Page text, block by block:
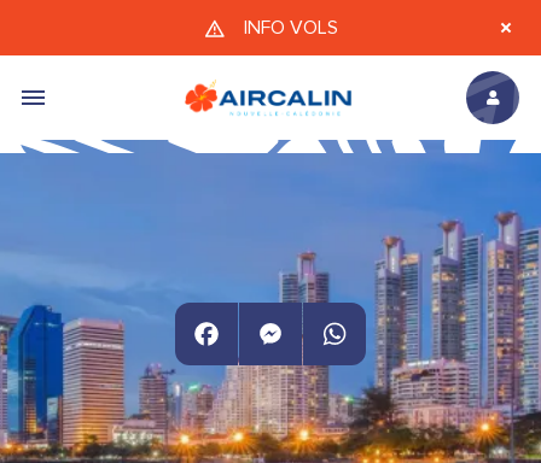
Aller au contenu principal
INFO VOLS
FacebookMessengerWhatsApp